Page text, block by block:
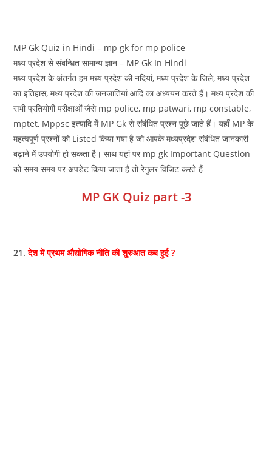
MP Gk Quiz in Hindi – mp gk for mp police
मध्‍य प्रदेश से संबन्धित सामान्य ज्ञान – MP Gk In Hindi
मध्‍य प्रदेश के अंतर्गत हम मध्‍य प्रदेश की नदियां, मध्‍य प्रदेश के जिले, मध्‍य प्रदेश
का इतिहास, मध्‍य प्रदेश की जनजातियां आदि का अध्ययन करते हैं। मध्‍य प्रदेश की
सभी प्रतियोगी परीक्षाओं जैसे mp police, mp patwari, mp constable,
mptet, Mppsc इत्यादि में MP Gk से संबंधित प्रश्न पूछे जाते हैं। यहाँ MP के
महत्वपूर्ण प्रश्नों को Listed किया गया है जो आपके मध्‍यप्रदेश संबंधित जानकारी
बढ़ाने में उपयोगी हो सकता है। साथ यहां पर mp gk Important Question
को समय समय पर अपडेट किया जाता है तो रेगुलर विजिट करते हैं
MP GK Quiz part -3
21.देश में प्रथम औद्योगिक नीति की शुरुआत कब हुई ?